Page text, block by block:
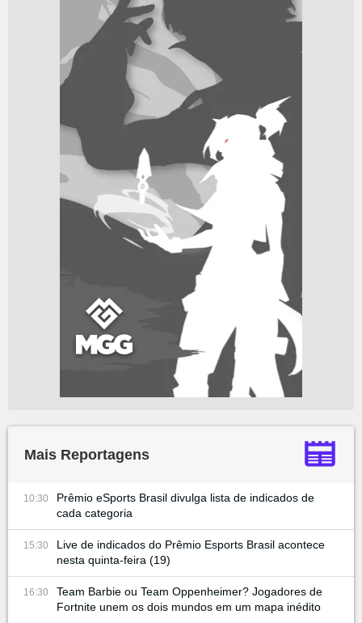
Mais Reportagens
10:30
Prêmio eSports Brasil divulga lista de indicados de
cada categoria
15:30
Live de indicados do Prêmio Esports Brasil acontece
nesta quinta-feira (19)
16:30
Team Barbie ou Team Oppenheimer? Jogadores de
Fortnite unem os dois mundos em um mapa inédito